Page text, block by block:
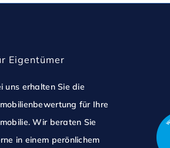
Eigentümer
uns erhalten Sie die
für Ihre
Wir beraten Sie
in einem perönlichem